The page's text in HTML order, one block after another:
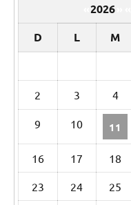
calendrier
d’évènements
2026
D L M
2 3 4
9 10 11
16 17 18
23 24 25